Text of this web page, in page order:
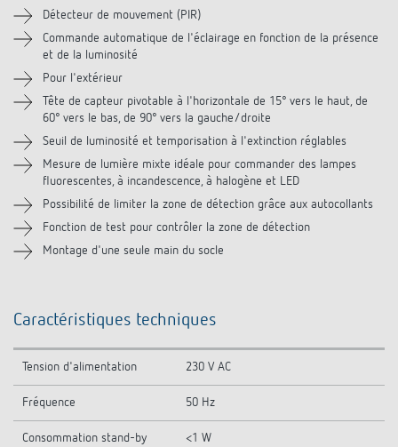
Téléchargements
Produits similaires
Détecteur de mouvement (PIR)
Commande automatique de l'éclairage en fonction de la présence
et de la luminosité
Pour l'extérieur
Tête de capteur pivotable à l'horizontale de 15° vers le haut, de
60° vers le bas, de 90° vers la gauche/droite
Seuil de luminosité et temporisation à l'extinction réglables
Mesure de lumière mixte idéale pour commander des lampes
fluorescentes, à incandescence, à halogène et LED
Possibilité de limiter la zone de détection grâce aux autocollants
Fonction de test pour contrôler la zone de détection
Montage d'une seule main du socle
Caractéristiques techniques
Tension d'alimentation 230 V AC
Fréquence 50 Hz
Consommation stand-by <1 W